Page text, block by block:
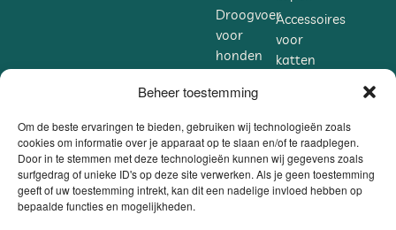
Beheer toestemming
Om de beste ervaringen te bieden, gebruiken wij technologieën zoals
cookies om informatie over je apparaat op te slaan en/of te raadplegen.
Door in te stemmen met deze technologieën kunnen wij gegevens zoals
surfgedrag of unieke ID's op deze site verwerken. Als je geen toestemming
geeft of uw toestemming intrekt, kan dit een nadelige invloed hebben op
bepaalde functies en mogelijkheden.
Droogvoer
voor
honden
Accessoires
voor
honden
kopen
Supplementen
Accessoires
voor
katten
voor
katten
kopen